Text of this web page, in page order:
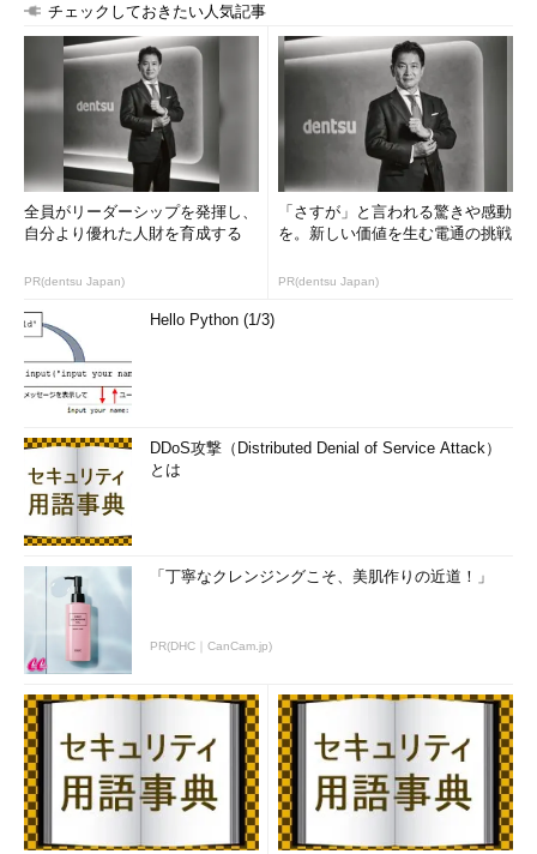
チェックしておきたい人気記事
全員がリーダーシップを発揮し、
自分より優れた人財を育成する
PR(dentsu Japan)
「さすが」と言われる驚きや感動
を。新しい価値を生む電通の挑戦
PR(dentsu Japan)
Hello Python (1/3)
DDoS攻撃（Distributed Denial of Service Attack）
とは
「丁寧なクレンジングこそ、美肌作りの近道！」
PR(DHC｜CanCam.jp)